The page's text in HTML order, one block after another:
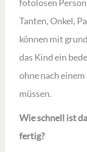
fotolosen
Tanten, Onkel,
können mit
das Kind ein
ohne nach
müssen.
Wie schnell ist
fertig?